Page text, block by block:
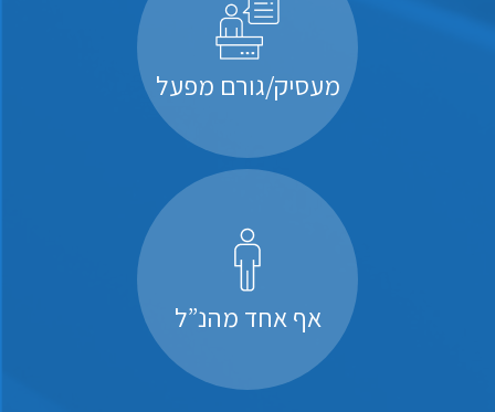
מעסיק/גורם מפעל
אף אחד מהנ”ל